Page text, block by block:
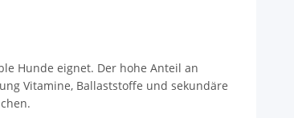
Hunde eignet. Der hohe Anteil an
Vitamine, Ballaststoffe und sekundäre